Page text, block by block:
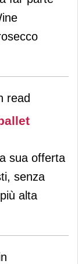
read
sua offerta
senza
alta